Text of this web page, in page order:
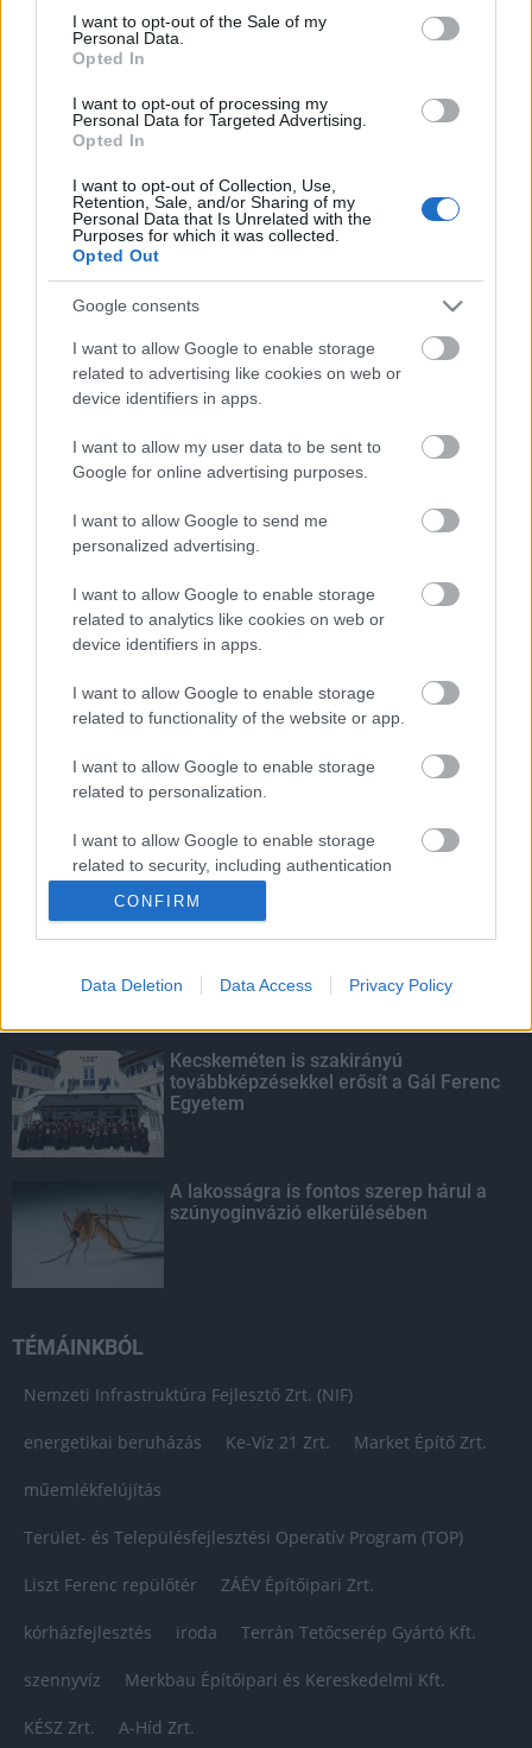
consent section.
I want to opt-out of the Sale of my
Personal Data.
Opted In
I want to opt-out of processing my
Personal Data for Targeted Advertising.
Opted In
I want to opt-out of Collection, Use,
Retention, Sale, and/or Sharing of my
Personal Data that Is Unrelated with the
Purposes for which it was collected.
Opted Out
Google consents
I want to allow Google to enable storage
related to advertising like cookies on web or
device identifiers in apps.
I want to allow my user data to be sent to
Google for online advertising purposes.
I want to allow Google to send me
personalized advertising.
I want to allow Google to enable storage
related to analytics like cookies on web or
device identifiers in apps.
I want to allow Google to enable storage
related to functionality of the website or app.
I want to allow Google to enable storage
related to personalization.
I want to allow Google to enable storage
related to security, including authentication
CONFIRM
Data Deletion Data Access Privacy Policy
másodfokúra csökken a riasztás
HIRDETÉS
Paks II.: Mit jelent az 5. blokk új
mérföldköve a felülvizsgálat
árnyékában?
Fontos a postaládákba költöző
széncinegék védelme
Amire többmillióan vártunk: szombattól
másodfokúra csökken a riasztás
KIEMELT
Megérkezett az eső a Duna
Kecskeméten is szakirányú
továbbképzésekkel erősít a Gál Ferenc
Egyetem
A lakosságra is fontos szerep hárul a
szúnyoginvázió elkerülésében
TÉMÁINKBÓL
Nemzeti Infrastruktúra Fejlesztő Zrt. (NIF)
energetikai beruházás Ke-Víz 21 Zrt. Market Építő Zrt.
műemlékfelújítás
Terület- és Településfejlesztési Operatív Program (TOP)
Liszt Ferenc repülőtér ZÁÉV Építőipari Zrt.
kórházfejlesztés iroda Terrán Tetőcserép Gyártó Kft.
szennyvíz Merkbau Építőipari és Kereskedelmi Kft.
KÉSZ Zrt. A-Híd Zrt.